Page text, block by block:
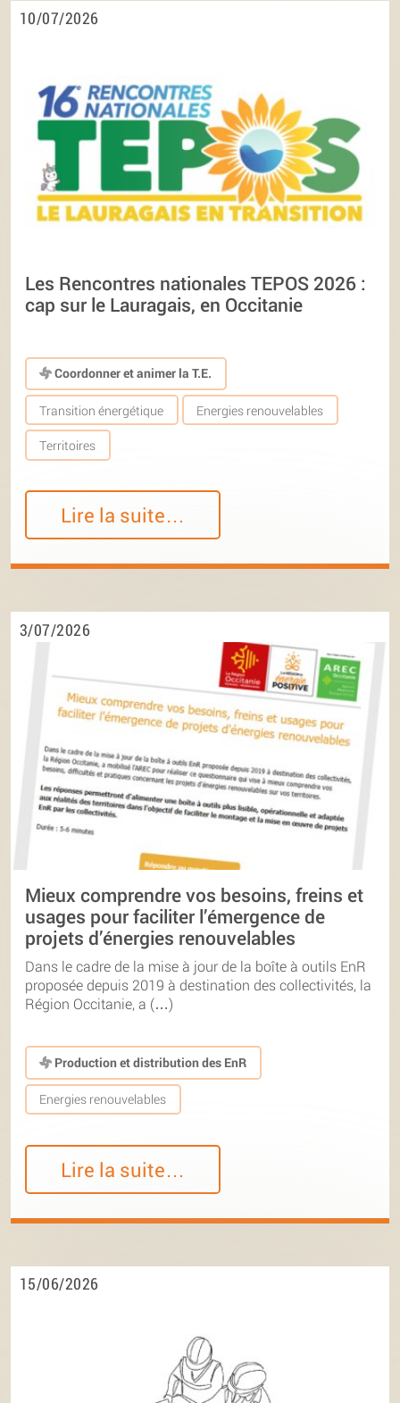
10/07/2026
Les Rencontres nationales TEPOS 2026 :
cap sur le Lauragais, en Occitanie
Coordonner et animer la T.E.
Transition énergétique Energies renouvelables
Territoires
Lire la suite…
3/07/2026
Mieux comprendre vos besoins, freins et
usages pour faciliter l’émergence de
projets d’énergies renouvelables
Dans le cadre de la mise à jour de la boîte à outils EnR
proposée depuis 2019 à destination des collectivités, la
Région Occitanie, a (…)
Production et distribution des EnR
Energies renouvelables
Lire la suite…
15/06/2026